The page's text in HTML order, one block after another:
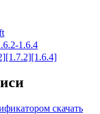
1.6.4
скачать